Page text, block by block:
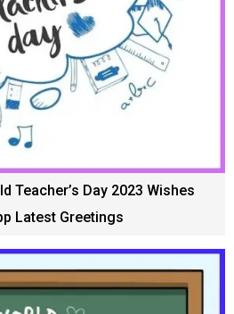
Teacher’s Day 2023 Wishes
Latest Greetings